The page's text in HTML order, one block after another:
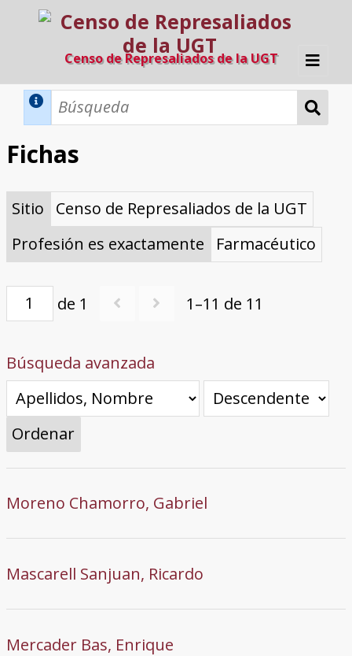
Censo de Represaliados de la UGT
Inicio
Directorio A-Z
Provincias de nacimiento
Profesión
Cárceles
Condenados a muerte
Condenados a muerte (con busca
dinámica)
Ejecutados
El proyecto
Razones y objetivos
El equipo
Colaboradores
Fuentes documentales
Fichas
Sitio
Censo de Represaliados de la UGT
Profesión es exactamente
Farmacéutico
de 1 1–11 de 11
Búsqueda avanzada
Ordenar
Moreno Chamorro, Gabriel
Mascarell Sanjuan, Ricardo
Mercader Bas, Enrique